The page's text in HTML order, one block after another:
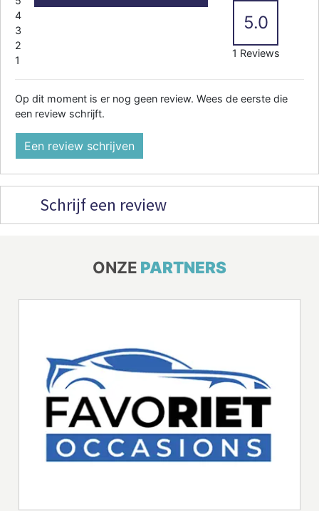
4
3
2
1
5.0
1 Reviews
Op dit moment is er nog geen review. Wees de eerste die
een review schrijft.
Een review schrijven
Schrijf een review
ONZE PARTNERS